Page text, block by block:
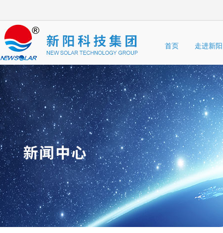
首页 走进新阳